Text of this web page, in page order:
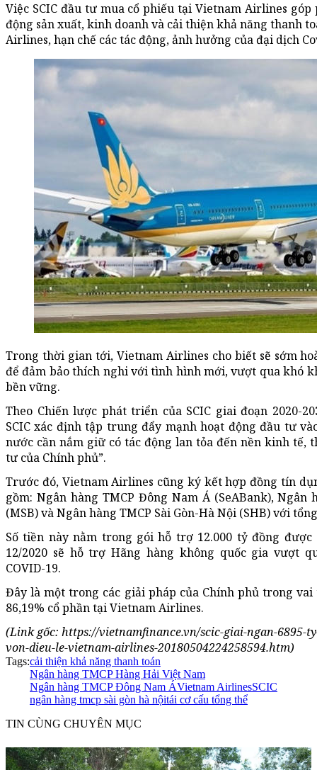
Việc SCIC đầu tư mua cổ phiếu tại Vietnam Airlines
động sản xuất, kinh doanh và cải thiện khả năng thanh
Airlines, hạn chế các tác động, ảnh hưởng của đại dịch
Trong thời gian tới, Vietnam Airlines cho biết sẽ sớm
để đảm bảo thích nghi với tình hình mới, vượt qua khó
bền vững.
Theo Chiến lược phát triển của SCIC giai đoạn 2020-
SCIC xác định tập trung đẩy mạnh hoạt động đầu tư
nước cần nắm giữ có tác động lan tỏa đến nền kinh tế,
tư của Chính phủ”.
Trước đó, Vietnam Airlines cũng ký kết hợp đồng tín
gồm: Ngân hàng TMCP Đông Nam Á (SeABank), Ngân
(MSB) và Ngân hàng TMCP Sài Gòn-Hà Nội (SHB) với
Số tiền này nằm trong gói hỗ trợ 12.000 tỷ đồng
12/2020 sẽ hỗ trợ Hãng hàng không quốc gia vượt
COVID-19.
Đây là một trong các giải pháp của Chính phủ trong
86,19% cổ phần tại Vietnam Airlines.
(Link gốc: https://vietnamfinance.vn/scic-giai-ngan-6895-
von-dieu-le-vietnam-airlines-20180504224258594.htm)
Tags:cải thiện khả năng thanh toán
Ngân hàng TMCP Hàng Hải Việt Nam
Ngân hàng TMCP Đông Nam ÁVietnam AirlinesSCIC
ngân hàng tmcp sài gòn hà nộitái cơ cấu tổng thể
TIN CÙNG CHUYÊN MỤC